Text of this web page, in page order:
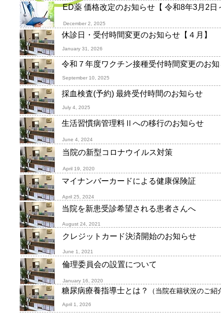
ED薬 価格改定のお知らせ【 令和8年3月2日
December 2, 2025
休診日・受付時間変更のお知らせ【４月】
January 31, 2026
令和７年度ワクチン接種受付時間変更のお
September 10, 2025
採血検査(予約) 最終受付時間のお知らせ
July 4, 2025
生活習慣病管理料Ⅱへの移行のお知らせ
June 4, 2024
当院の新型コロナウイルス対策
April 19, 2020
マイナンバーカードによる健康保険証
April 25, 2024
当院を新患受診希望される患者さんへ
August 24, 2021
クレジットカード決済開始のお知らせ
June 1, 2021
倫理委員会の設置について
January 16, 2020
糖尿病療養指導士とは？ （当院在籍状況のご紹
April 1, 2026